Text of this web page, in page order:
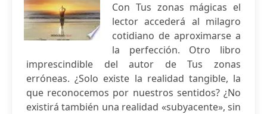
Con Tus zonas mágicas el
lector accederá al milagro
cotidiano de aproximarse a
la perfección. Otro libro
imprescindible del autor de Tus zonas
erróneas. ¿Solo existe la realidad tangible, la
que reconocemos por nuestros sentidos? ¿No
existirá también una realidad «subyacente», sin